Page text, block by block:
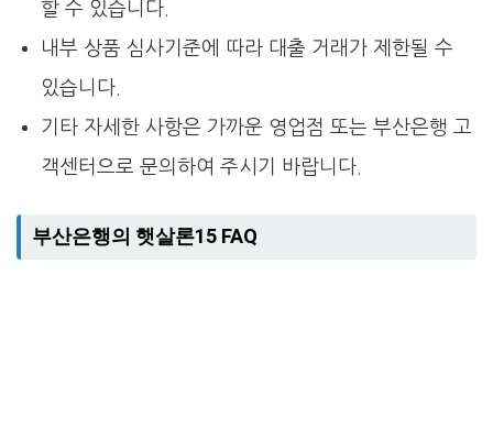
할 수 있습니다.
내부 상품 심사기준에 따라 대출 거래가 제한될 수
있습니다.
기타 자세한 사항은 가까운 영업점 또는 부산은행 고
객센터으로 문의하여 주시기 바랍니다.
부산은행의 햇살론15 FAQ